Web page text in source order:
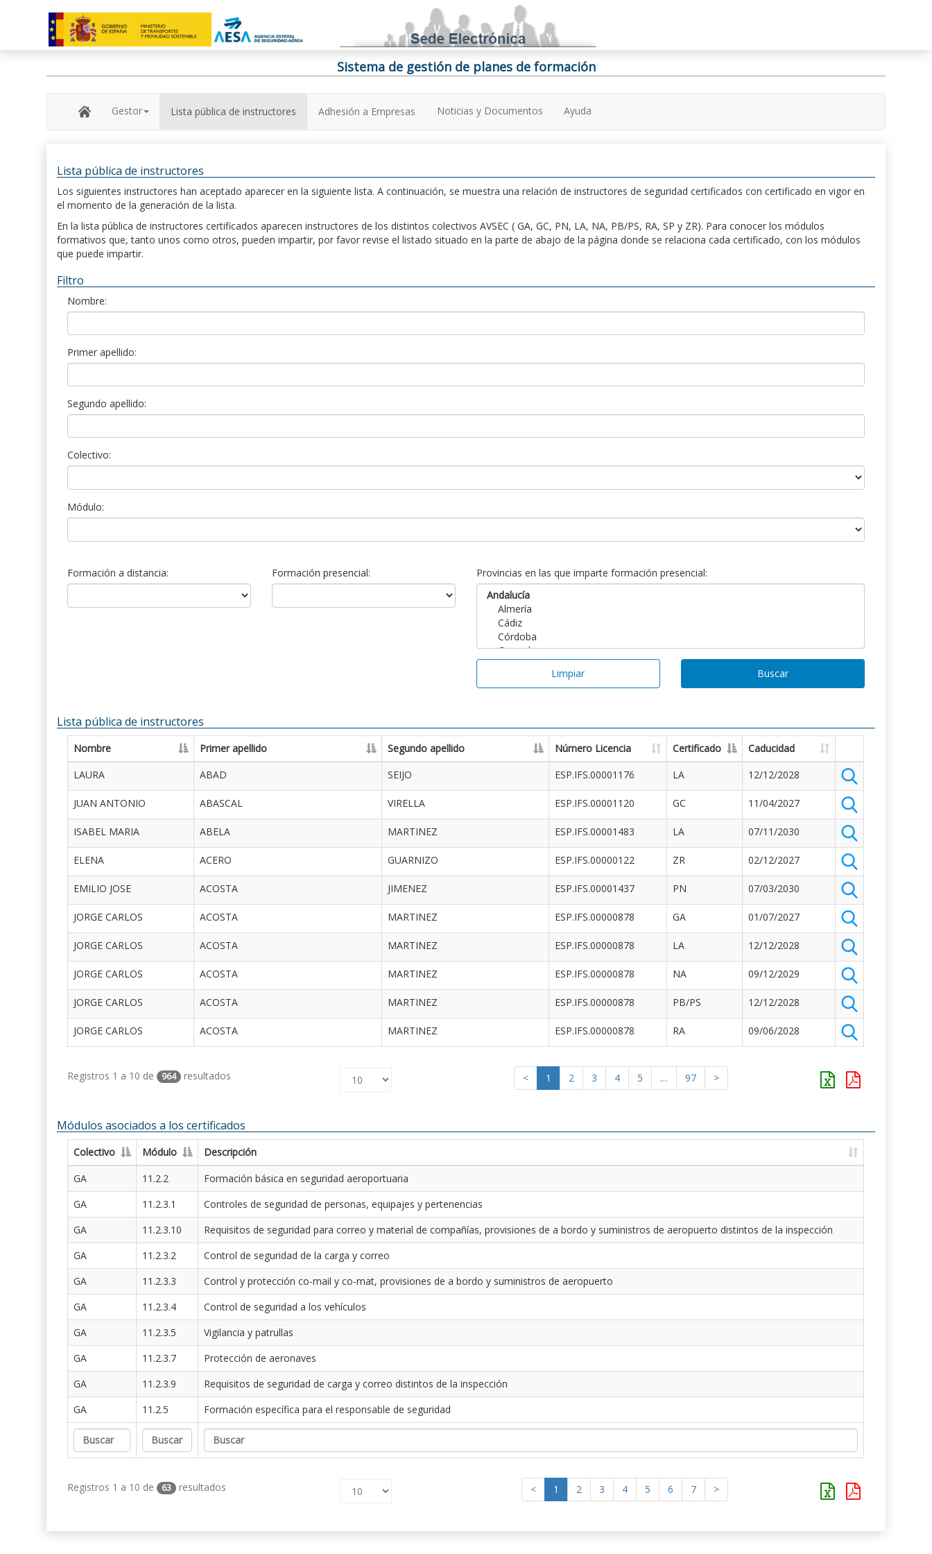
Sistema de gestión de planes de formación
Gestor Lista pública de instructores Adhesión a Empresas Noticias y Documentos Ayuda
Lista pública de instructores
Los siguientes instructores han aceptado aparecer en la siguiente lista. A continuación, se muestra una relación de instructores de seguridad certificados con certificado en vigor en
el momento de la generación de la lista.
En la lista pública de instructores certificados aparecen instructores de los distintos colectivos AVSEC ( GA, GC, PN, LA, NA, PB/PS, RA, SP y ZR). Para conocer los módulos
formativos que, tanto unos como otros, pueden impartir, por favor revise el listado situado en la parte de abajo de la página donde se relaciona cada certificado, con los módulos
que puede impartir.
Filtro
Nombre:
Primer apellido:
Segundo apellido:
Colectivo:
Módulo:
Formación a distancia: Formación presencial: Provincias en las que imparte formación presencial:
Limpiar Buscar
Lista pública de instructores
Nombre Primer apellido Segundo apellido Número Licencia Certificado
Caducidad
LAURA
ABAD SEIJO ESP.IFS.00001176 LA 12/12/2028
JUAN ANTONIO ABASCAL VIRELLA ESP.IFS.00001120 GC 11/04/2027
ISABEL MARIA ABELA MARTINEZ ESP.IFS.00001483 LA 07/11/2030
ELENA ACERO GUARNIZO ESP.IFS.00000122 ZR 02/12/2027
EMILIO JOSE ACOSTA JIMENEZ ESP.IFS.00001437 PN 07/03/2030
JORGE CARLOS ACOSTA MARTINEZ ESP.IFS.00000878 GA 01/07/2027
JORGE CARLOS ACOSTA MARTINEZ ESP.IFS.00000878 LA 12/12/2028
JORGE CARLOS ACOSTA MARTINEZ ESP.IFS.00000878 NA 09/12/2029
JORGE CARLOS ACOSTA MARTINEZ ESP.IFS.00000878 PB/PS 12/12/2028
JORGE CARLOS ACOSTA MARTINEZ ESP.IFS.00000878 RA 09/06/2028
Registros 1 a 10 de 964 resultados < 1 2 3 4 5 … 97 >
Módulos asociados a los certificados
Colectivo Módulo
Descripción
GA
11.2.2
Formación básica en seguridad aeroportuaria
GA
11.2.3.1
Controles de seguridad de personas, equipajes y pertenencias
GA
11.2.3.10
Requisitos de seguridad para correo y material de compañías, provisiones de a bordo y suministros de aeropuerto distintos de la inspección
GA
11.2.3.2
Control de seguridad de la carga y correo
GA
11.2.3.3
Control y protección co-mail y co-mat, provisiones de a bordo y suministros de aeropuerto
GA
11.2.3.4
Control de seguridad a los vehículos
GA
11.2.3.5
Vigilancia y patrullas
GA
11.2.3.7
Protección de aeronaves
GA
11.2.3.9
Requisitos de seguridad de carga y correo distintos de la inspección
GA
11.2.5 Formación específica para el responsable de seguridad
Registros 1 a 10 de 63 resultados < 1 2 3 4 5 6 7 >